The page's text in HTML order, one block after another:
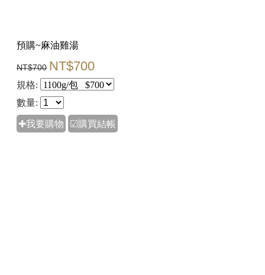
預購~麻油雞湯
NT$700 NT$700
規格:
數量:
✚我要購物 ☑購買結帳